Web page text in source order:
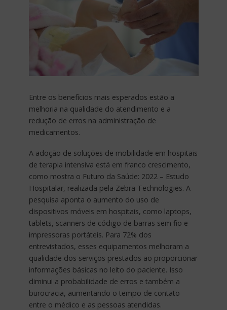
Entre os benefícios mais esperados estão a
melhoria na qualidade do atendimento e a
redução de erros na administração de
medicamentos.
A adoção de soluções de mobilidade em hospitais
de terapia intensiva está em franco crescimento,
como mostra o Futuro da Saúde: 2022 – Estudo
Hospitalar, realizada pela Zebra Technologies. A
pesquisa aponta o aumento do uso de
dispositivos móveis em hospitais, como laptops,
tablets, scanners de código de barras sem fio e
impressoras portáteis. Para 72% dos
entrevistados, esses equipamentos melhoram a
qualidade dos serviços prestados ao proporcionar
informações básicas no leito do paciente. Isso
diminui a probabilidade de erros e também a
burocracia, aumentando o tempo de contato
entre o médico e as pessoas atendidas.